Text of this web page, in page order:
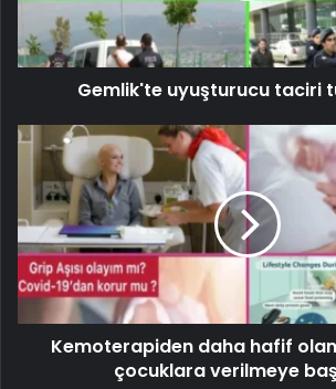
Gemlik'te uyuşturucu taciri
Kemoterapiden daha hafif
çocuklara verilmeye